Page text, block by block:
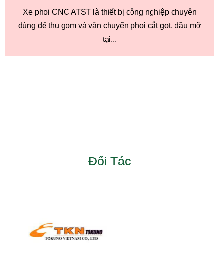
Xe phoi CNC ATST là thiết bị công nghiệp chuyên
dùng để thu gom và vận chuyển phoi cắt gọt, dầu mỡ
tại...
Đối Tác